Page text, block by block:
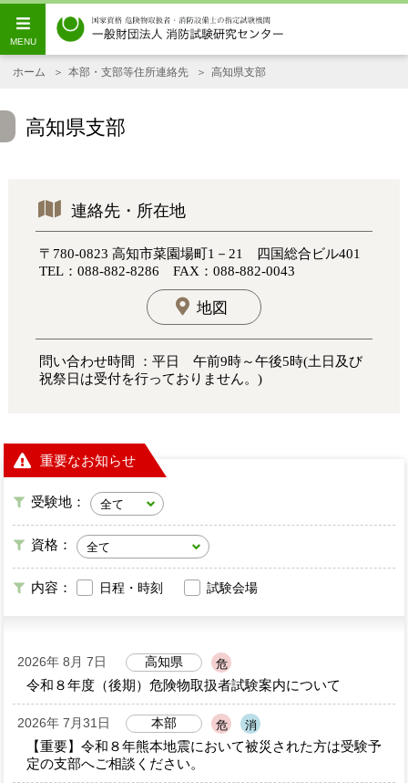
ホーム 本部・支部等住所連絡先 高知県支部
高知県支部
連絡先・所在地
〒780-0823 高知市菜園場町1－21 四国総合ビル401
TEL：088-882-8286 FAX：088-882-0043
地図
問い合わせ時間 ：平日 午前9時～午後5時(土日及び
祝祭日は受付を行っておりません。)
重要なお知らせ
受験地：
資格：
内容： 日程・時刻 試験会場
2026年 8月 7日 高知県 危
令和８年度（後期）危険物取扱者試験案内について
2026年 7月31日 本部 危 消
【重要】令和８年熊本地震において被災された方は受験予
定の支部へご相談ください。